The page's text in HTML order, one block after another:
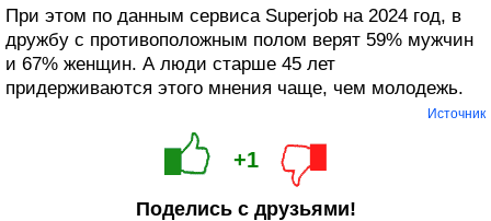
При этом по данным сервиса Superjob на 2024 год, в
дружбу с противоположным полом верят 59% мужчин
и 67% женщин. А люди старше 45 лет
придерживаются этого мнения чаще, чем молодежь.
Источник
+1
Поделись с друзьями!